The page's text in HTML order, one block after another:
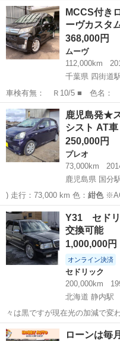
千葉 市原市 八幡宿駅
MCCS付き
ーヴカスタ
368,000円
ムーヴ
112,000km
千葉県 四街道
車検有無： Ｒ10/5 ■ 色名：
ロ…
千葉 四街道市 四街道駅
鹿児島発★
シスト AT車
250,000円
プレオ
73,000km
鹿児島県 国分
) 走行：73,000 km 色： 紺色
鹿児島 霧島市
Y31 セド
交換可能
1,000,000円
オンライン決済
セドリック
200,000km
北海道 静内駅
々は黒ですが現在光の加減で変
い乗ってます…
北海道 日高郡
ローンは